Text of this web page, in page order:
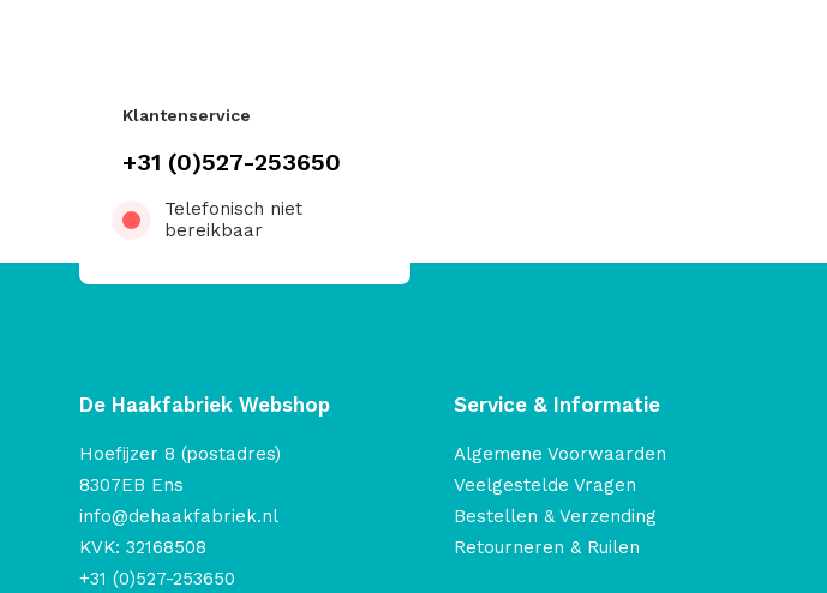
Klantenservice
+31 (0)527-253650
Telefonisch niet
bereikbaar
De Haakfabriek Webshop
Hoefijzer 8 (postadres)
8307EB Ens
info@dehaakfabriek.nl
KVK: 32168508
+31 (0)527-253650
Service & Informatie
Algemene Voorwaarden
Veelgestelde Vragen
Bestellen & Verzending
Retourneren & Ruilen